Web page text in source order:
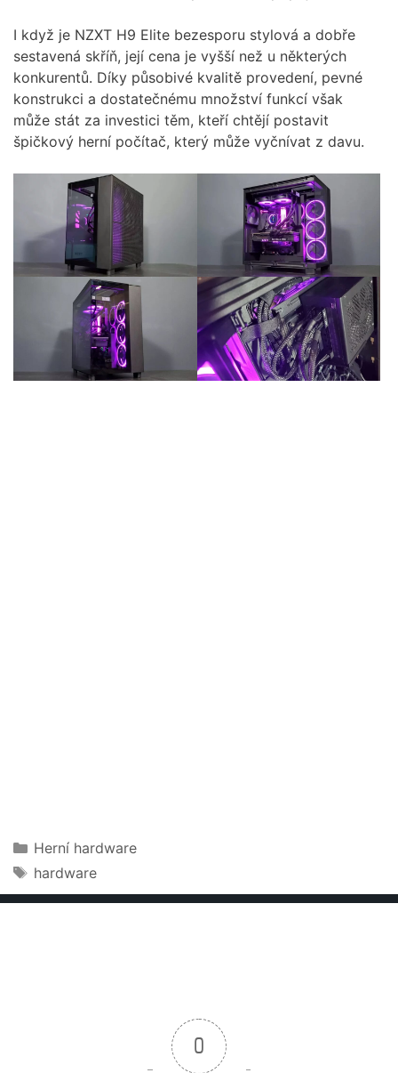
I když je NZXT H9 Elite bezesporu stylová a dobře
sestavená skříň, její cena je vyšší než u některých
konkurentů. Díky působivé kvalitě provedení, pevné
konstrukci a dostatečnému množství funkcí však
může stát za investici těm, kteří chtějí postavit
špičkový herní počítač, který může vyčnívat z davu.
Rubriky
Herní hardware
Štítky
hardware
0